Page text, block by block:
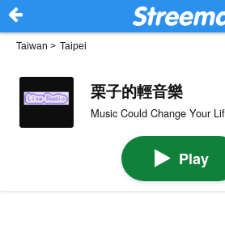
Taiwan > Taipei
栗子的輕音樂
Music Could Change Your
Play